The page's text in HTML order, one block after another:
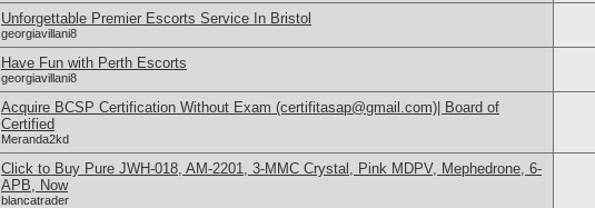
Unforgettable Premier Escorts Service In Bristol
georgiavillani8
Have Fun with Perth Escorts
georgiavillani8
Acquire BCSP Certification Without Exam (certifitasap@gmail.com)| Board of
Certified
Meranda2kd
Click to Buy Pure JWH-018, AM-2201, 3-MMC Crystal, Pink MDPV, Mephedrone, 6-
APB, Now
blancatrader